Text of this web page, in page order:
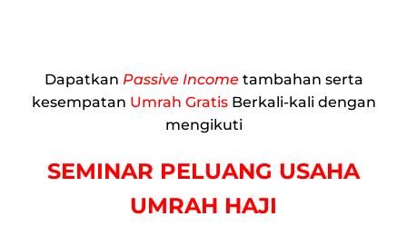
Dapatkan Passive Income tambahan serta
kesempatan Umrah GratisBerkali-kali dengan
mengikuti
SEMINAR PELUANG USAHA
UMRAH HAJI